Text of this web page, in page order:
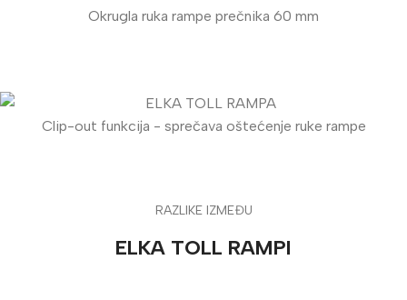
Okrugla ruka rampe prečnika 60 mm
Clip-out funkcija - sprečava oštećenje ruke rampe
RAZLIKE IZMEĐU
ELKA TOLL RAMPI